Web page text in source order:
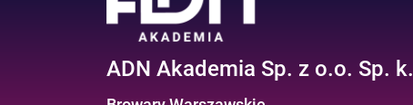
ADN Akademia Sp. z o.o. Sp. k.